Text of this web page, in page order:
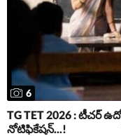
6
TG TET 2026 : టీచర్
నోటిఫికేషన్...!